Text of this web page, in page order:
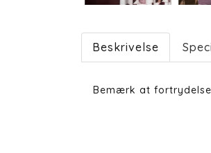
Beskrivelse
Bemærk at